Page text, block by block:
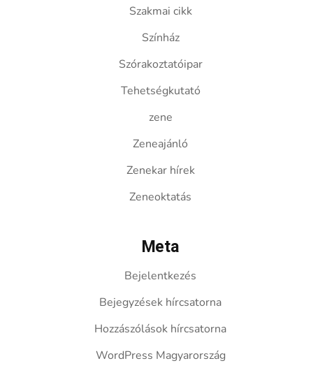
Szakmai cikk
Színház
Szórakoztatóipar
Tehetségkutató
zene
Zeneajánló
Zenekar hírek
Zeneoktatás
Meta
Bejelentkezés
Bejegyzések hírcsatorna
Hozzászólások hírcsatorna
WordPress Magyarország